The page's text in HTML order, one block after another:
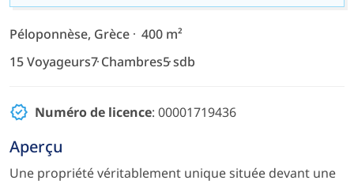
Péloponnèse, Grèce
400 m²
15 Voyageurs7 Chambres5 sdb
Numéro de licence: 00001719436
Aperçu
Une propriété véritablement unique située devant une